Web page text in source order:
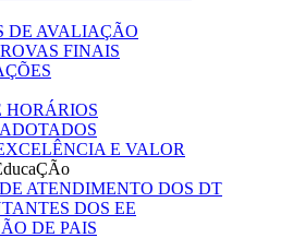
DE AVALIAÇÃO
FINAIS
HORÁRIOS
E VALOR
ATENDIMENTO DOS DT
DOS EE
DE PAIS